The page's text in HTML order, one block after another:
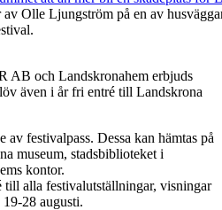
Olle Ljungström på en av
AB och Landskronahem erbjuds
även i år fri entré till Landskrona
festivalpass. Dessa kan hämtas på
museum, stadsbiblioteket i
kontor.
till alla festivalutställningar, visningar
28 augusti.